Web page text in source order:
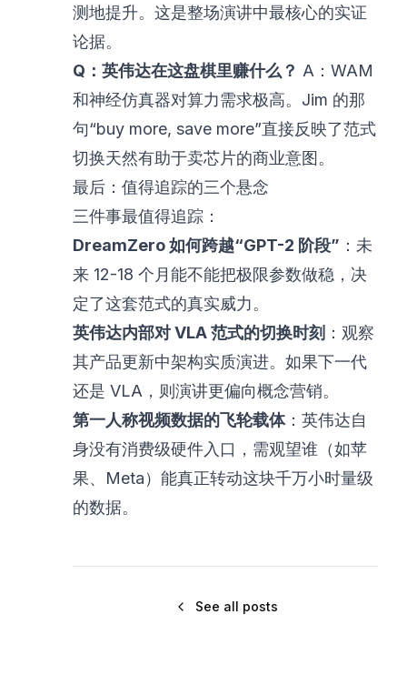
测地提升。这是整场演讲中最核心的实证
论据。
Q：英伟达在这盘棋里赚什么？ A：WAM
和神经仿真器对算力需求极高。Jim 的那
句“buy more, save more”直接反映了范式
切换天然有助于卖芯片的商业意图。
最后：值得追踪的三个悬念
三件事最值得追踪：
DreamZero 如何跨越“GPT-2 阶段” ：未
来 12-18 个月能不能把极限参数做稳，决
定了这套范式的真实威力。
英伟达内部对 VLA 范式的切换时刻 ：观察
其产品更新中架构实质演进。如果下一代
还是 VLA，则演讲更偏向概念营销。
第一人称视频数据的飞轮载体：英伟达自
身没有消费级硬件入口，需观望谁（如苹
果、Meta）能真正转动这块千万小时量级
的数据。
See all posts